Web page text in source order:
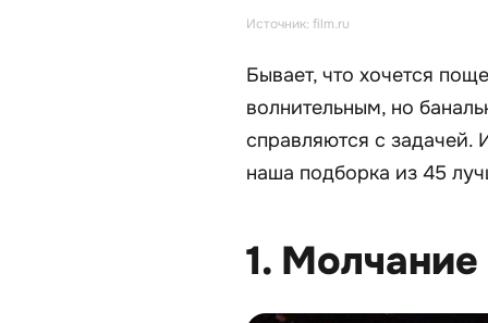
Источник: film.ru
Бывает, что хочется
волнительным, но
справляются с задачей.
наша подборка из 45
1. Молчание